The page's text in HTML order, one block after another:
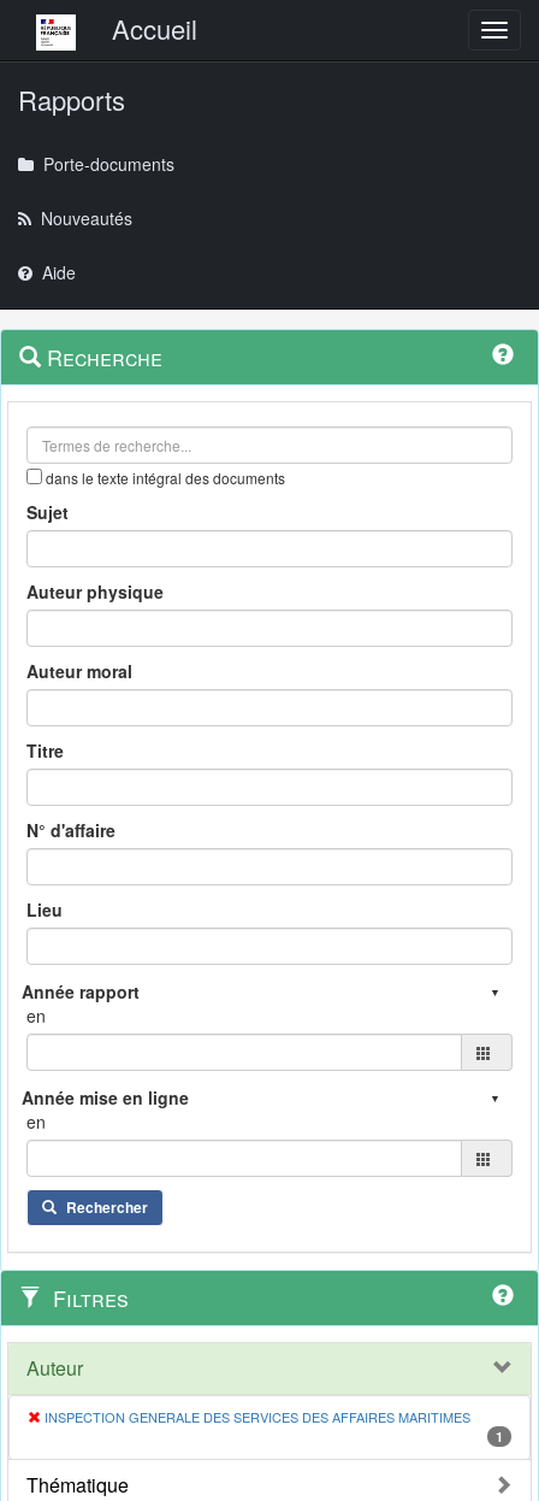
Menu principalAccueil
Rapports
Porte-documents
Nouveautés
Aide
Navigation
outils
Menu
contextuel
Recherche
dans le texte intégral des documents
Sujet
Auteur physique
Auteur moral
Titre
N° d'affaire
Lieu
en
en
Rechercher
Filtres
Auteur
INSPECTION GENERALE DES SERVICES DES AFFAIRES MARITIMES
1
Thématique